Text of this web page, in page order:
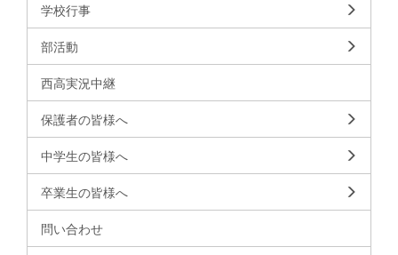
学校行事
部活動
西高実況中継
保護者の皆様へ
中学生の皆様へ
卒業生の皆様へ
問い合わせ